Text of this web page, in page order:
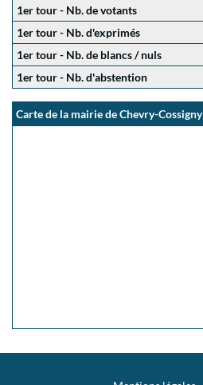
1er tour - Nb. de votants
1er tour - Nb. d'exprimés
1er tour - Nb. de blancs / nuls
1er tour - Nb. d'abstention
Carte de la mairie de Chevry-Cossigny